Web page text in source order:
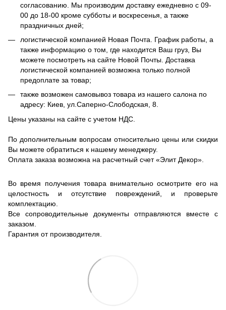
согласованию. Мы производим доставку ежедневно с 09-
00 до 18-00 кроме субботы и воскресенья, а также
праздничных дней;
логистической компанией Новая Почта. График работы, а
также информацию о том, где находится Ваш груз, Вы
можете посмотреть на сайте Новой Почты. Доставка
логистической компанией возможна только полной
предоплате за товар;
также возможен самовывоз товара из нашего салона по
адресу: Киев, ул.Саперно-Слободская, 8.
Цены указаны на сайте с учетом НДС.
По дополнительным вопросам относительно цены или скидки
Вы можете обратиться к нашему менеджеру.
Оплата заказа возможна на расчетный счет «Элит Декор».
Во время получения товара внимательно осмотрите его на
целостность и отсутствие повреждений, и проверьте
комплектацию.
Все сопроводительные документы отправляются вместе с
заказом.
Гарантия от производителя.